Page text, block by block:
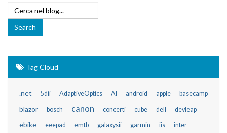
Tag Cloud
.net 5dii AdaptiveOptics AI android apple basecamp
blazor bosch canon concerti cube dell devleap
ebike eeepad emtb galaxysii garmin iis inter